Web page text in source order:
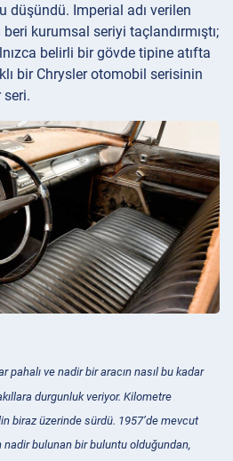
düşündü. Imperial adı verilen
kurumsal seriyi taçlandırmıştı;
belirli bir gövde tipine atıfta
bir Chrysler otomobil serisinin
seri.
pahalı ve nadir bir aracın nasıl bu kadar
durgunluk veriyor. Kilometre
biraz üzerinde sürdü. 1957’de mevcut
bulunan bir buluntu olduğundan,